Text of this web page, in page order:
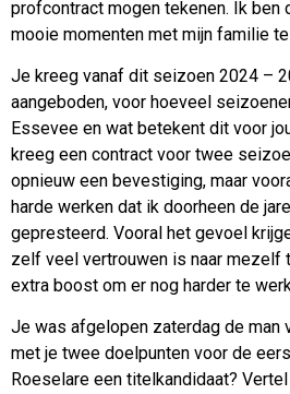
profcontract mogen tekenen. Ik ben
mooie momenten met mijn familie
Je kreeg vanaf dit seizoen 2024 –
aangeboden, voor hoeveel
Essevee en wat betekent dit voor
kreeg een contract voor twee
opnieuw een bevestiging, maar
harde werken dat ik doorheen de
gepresteerd. Vooral het gevoel
zelf veel vertrouwen is naar mezelf
extra boost om er nog harder te
Je was afgelopen zaterdag de man
met je twee doelpunten voor de
Roeselare een titelkandidaat?